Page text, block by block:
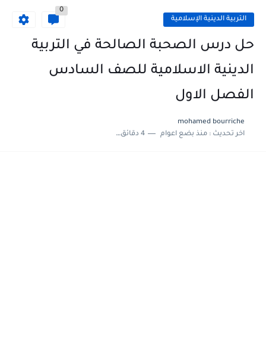
سلم تصحيح مادة اللغة العربية لشهادة التعليم الاساسي والاعدادية الشرعية...
حل أسئلة الكيمياء بكالوريا علمي دورة 2026
التربية الدينية الإسلامية
0
حل درس الصحبة الصالحة في التربية
الدينية الاسلامية للصف السادس
الفصل الاول
mohamed bourriche
اخر تحديث :منذ بضع اعوام 4 دقائق للقراءة